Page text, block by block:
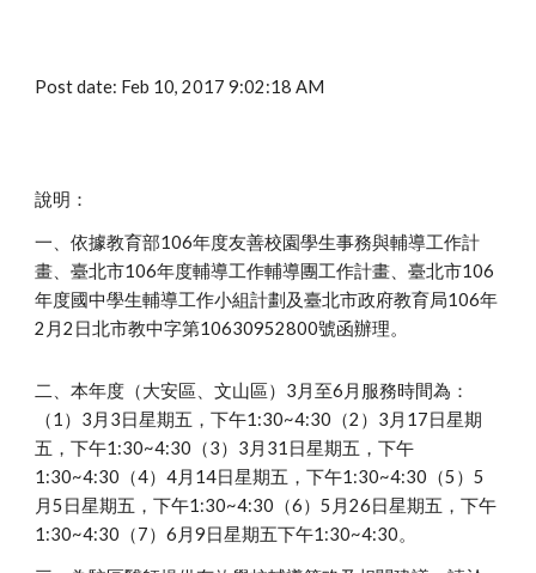
Post date: Feb 10, 2017 9:02:18 AM
說明：
一、依據教育部106年度友善校園學生事務與輔導工作計
畫、臺北市106年度輔導工作輔導團工作計畫、臺北市106
年度國中學生輔導工作小組計劃及臺北市政府教育局106年
2月2日北市教中字第10630952800號函辦理。
二、本年度（大安區、文山區）3月至6月服務時間為：
（1）3月3日星期五，下午1:30~4:30（2）3月17日星期
五，下午1:30~4:30（3）3月31日星期五，下午
1:30~4:30（4）4月14日星期五，下午1:30~4:30（5）5
月5日星期五，下午1:30~4:30（6）5月26日星期五，下午
1:30~4:30（7）6月9日星期五下午1:30~4:30。